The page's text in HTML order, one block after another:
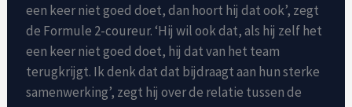
een keer niet goed doet, dan hoort hij dat ook’, zegt
de Formule 2-coureur. ‘Hij wil ook dat, als hij zelf het
een keer niet goed doet, hij dat van het team
terugkrijgt. Ik denk dat dat bijdraagt aan hun sterke
samenwerking’, zegt hij over de relatie tussen de